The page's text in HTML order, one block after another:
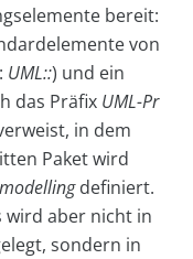
bereit:
von
UML::) und ein
das Präfix UML-Pr
in dem
Paket wird
definiert.
wird aber nicht in
sondern in